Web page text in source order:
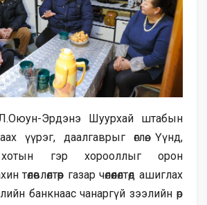
Л.Оюун-Эрдэнэ Шуурхай штабын
үүрэг, даалгаврыг өглөө. Үүнд,
хотын гэр хорооллыг орон
газар чөлөөлөлтөд ашиглах
банкнаас чанаргүй зээлийн өр